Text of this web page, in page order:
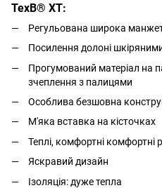
TexВ® XT:
Регульована широка
Посилення долоні
Прогумований матеріал на
зчеплення з палицями
Особлива безшовна
М'яка вставка на кісточках
Теплі, комфортні комфортні
Яскравий дизайн
Ізоляція: дуже тепла